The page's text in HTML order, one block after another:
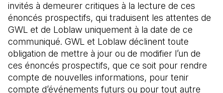
invités à demeurer critiques à la lecture de ces
énoncés prospectifs, qui traduisent les attentes de
GWL et de Loblaw uniquement à la date de ce
communiqué. GWL et Loblaw déclinent toute
obligation de mettre à jour ou de modifier l’un de
ces énoncés prospectifs, que ce soit pour rendre
compte de nouvelles informations, pour tenir
compte d’événements futurs ou pour tout autre